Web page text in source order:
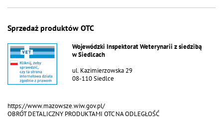
Sprzedaż produktów OTC
Wojewódzki Inspektorat Weterynarii z siedzibą
w Siedlcach
ul. Kazimierzowska 29
08-110 Siedlce
https://www.mazowsze.wiw.gov.pl/
OBRÓT DETALICZNY PRODUKTAMI OTC NA ODLEGŁOŚĆ